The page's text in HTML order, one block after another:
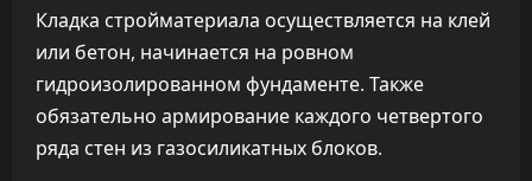
Кладка стройматериала осуществляется на клей
или бетон, начинается на ровном
гидроизолированном фундаменте. Также
обязательно армирование каждого четвертого
ряда стен из газосиликатных блоков.